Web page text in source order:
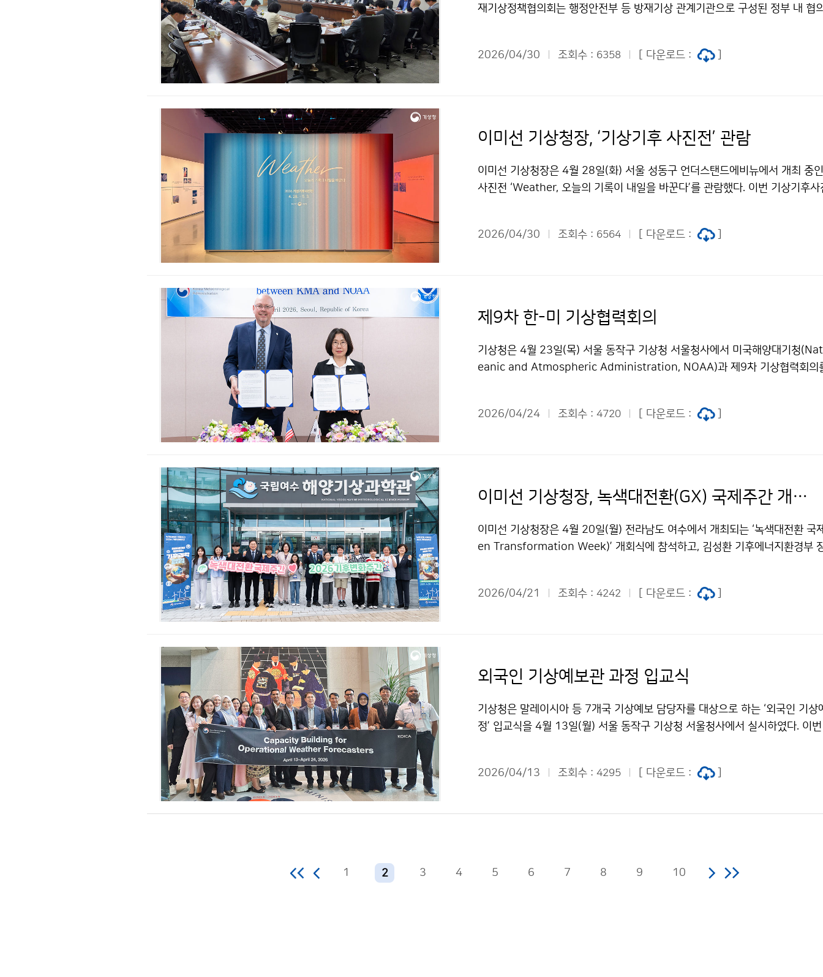
재기상정책협의회는 행정안전부 등 방재기상 관계기관으로 구성된 정부 내 협
2026/04/30 조회수 : 6358 [ 다운로드 :
이미선 기상청장, ‘기상기후 사진전’ 관람
이미선 기상청장은 4월 28일(화) 서울 성동구 언더스탠드에비뉴에서 개최 중
사진전 ‘Weather, 오늘의 기록이 내일을 바꾼다’를 관람했다. 이번 기상기후
2026/04/30
조회수 : 6564 [ 다운로드 :
제9차 한-미 기상협력회의
기상청은 4월 23일(목) 서울 동작구 기상청 서울청사에서 미국해양대기청
eanic and Atmospheric Administration, NOAA)과 제9차 기상협력회의
기상위성 개발과 위성·레이더 산출물 활용, 수치예보모델 개발 등 총 7개 분야
2026/04/24 조회수 : 4720 [ 다운로드 :
이미선 기상청장, 녹색대전환(GX) 국제주간 개회식 참석
이미선 기상청장은 4월 20일(월) 전라남도 여수에서 개최되는 ‘녹색대전환 국
en Transformation Week)’ 개회식에 참석하고, 김성환 기후에너지환경부
2026/04/21 조회수 : 4242 [ 다운로드 :
외국인 기상예보관 과정 입교식
기상청은 말레이시아 등 7개국 기상예보 담당자를 대상으로 하는 ‘외국인 기상
정’ 입교식을 4월 13일(월) 서울 동작구 기상청 서울청사에서 실시하였다. 이
2026/04/13
조회수 : 4295 [ 다운로드 :
1 2 3 4 5 6 7 8 9 10